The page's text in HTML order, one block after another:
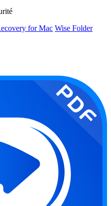
for Mac Wise Folder